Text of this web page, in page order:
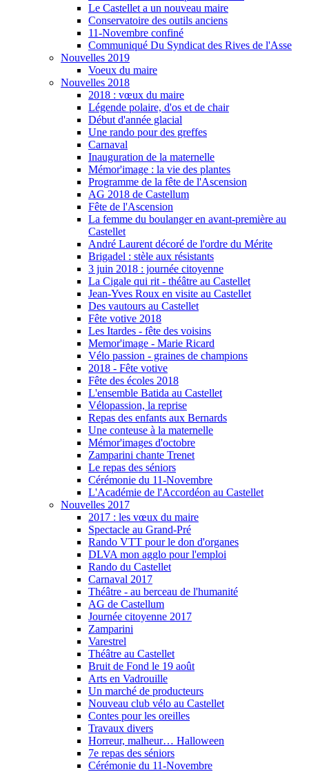
Le Castellet a un nouveau maire
Conservatoire des outils anciens
11-Novembre confiné
Communiqué Du Syndicat des Rives de l'Asse
Nouvelles 2019
Voeux du maire
Nouvelles 2018
2018 : vœux du maire
Légende polaire, d'os et de chair
Début d'année glacial
Une rando pour des greffes
Carnaval
Inauguration de la maternelle
Mémor'image : la vie des plantes
Programme de la fête de l'Ascension
AG 2018 de Castellum
Fête de l'Ascension
La femme du boulanger en avant-première au
Castellet
André Laurent décoré de l'ordre du Mérite
Brigadel : stèle aux résistants
3 juin 2018 : journée citoyenne
La Cigale qui rit - théâtre au Castellet
Jean-Yves Roux en visite au Castellet
Des vautours au Castellet
Fête votive 2018
Les Itardes - fête des voisins
Memor'image - Marie Ricard
Vélo passion - graines de champions
2018 - Fête votive
Fête des écoles 2018
L'ensemble Batida au Castellet
Vélopassion, la reprise
Repas des enfants aux Bernards
Une conteuse à la maternelle
Mémor'images d'octobre
Zamparini chante Trenet
Le repas des séniors
Cérémonie du 11-Novembre
L'Académie de l'Accordéon au Castellet
Nouvelles 2017
2017 : les vœux du maire
Spectacle au Grand-Pré
Rando VTT pour le don d'organes
DLVA mon agglo pour l'emploi
Rando du Castellet
Carnaval 2017
Théâtre - au berceau de l'humanité
AG de Castellum
Journée citoyenne 2017
Zamparini
Varestrel
Théâtre au Castellet
Bruit de Fond le 19 août
Arts en Vadrouille
Un marché de producteurs
Nouveau club vélo au Castellet
Contes pour les oreilles
Travaux divers
Horreur, malheur… Halloween
7e repas des séniors
Cérémonie du 11-Novembre